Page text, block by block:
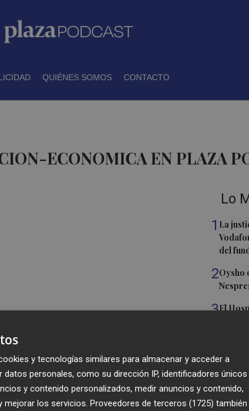
QUIÉNES SOMOS CONTACTO
ECONOMICA EN PLAZA
Lo
1 La
del
2Oysho
3El
El
5El
y tecnologías similares para almacenar y acceder a
personales, como su dirección IP, identificadores únicos
y contenido personalizados, medir anuncios y contenido,
los servicios. Proveedores de terceros (1725) también